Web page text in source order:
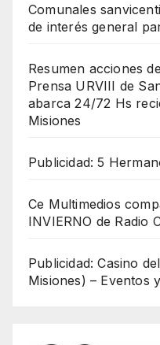
Comunales
de interés general
Resumen acciones
Prensa URVIII de
abarca 24/72 Hs
Misiones
Publicidad: 5
Ce Multimedios
INVIERNO de Radio
Publicidad: Casino
Misiones) – Eventos